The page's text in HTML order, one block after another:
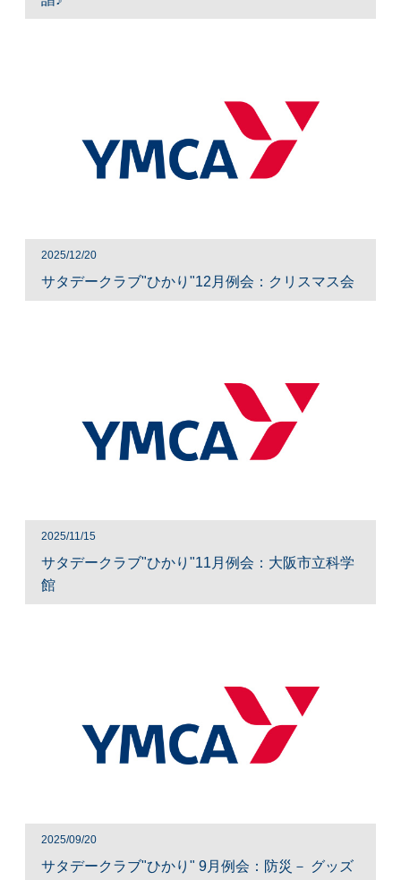
2025/12/20
サタデークラブ"ひかり"12月例会：クリスマス会
2025/11/15
サタデークラブ"ひかり"11月例会：大阪市立科学
館
2025/09/20
サタデークラブ"ひかり" 9月例会：防災－ グッズ